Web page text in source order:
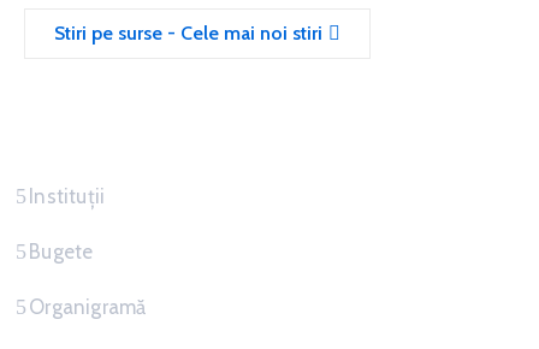
Stiri pe surse - Cele mai noi stiri
Instituții
Bugete
Organigramă